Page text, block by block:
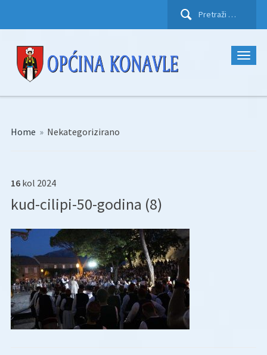
Pretraži:
Home » Nekategorizirano
16 kol 2024
kud-cilipi-50-godina (8)